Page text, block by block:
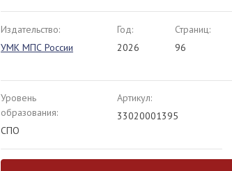
Издательство:
УМК МПС России
Год:
2026
Страниц:
96
Уровень
образования:
СПО
Артикул:
33020001395